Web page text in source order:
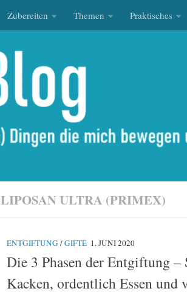
Zubereiten Themen Praktisches
LIPOSAN ULTRA (PRIMEX)
ENTGIFTUNG /GIFTE 1. JUNI 2020
Die 3 Phasen der Entgiftung
Kacken, ordentlich Essen und